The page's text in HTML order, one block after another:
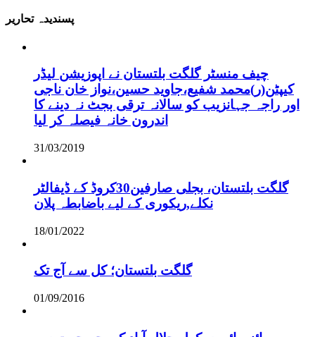
پسندیدہ تحاریر
چیف منسٹر گلگت بلتستان نے اپوزیشن لیڈر
کیپٹن(ر)محمد شفیع،جاوید حسین،نواز خان ناجی
اور راجہ جہانزیب کو سالانہ ترقی بجٹ نہ دینے کا
اندرون خانہ فیصلہ کر لیا
31/03/2019
گلگت بلتستان، بجلی صارفین30کروڈ کے ڈیفالٹر
نکلے,ریکوری کے لیے باضابطہ پلان
18/01/2022
گلگت بلتستان؛ کل سے آج تک
01/09/2016